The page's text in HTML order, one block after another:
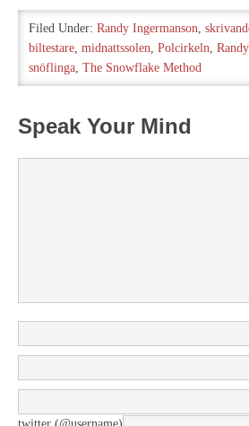
…
Filed Under: Randy Ingermanson,
biltestare, midnattssolen, Polcirkeln,
snöflinga, The Snowflake Method
Speak Your Mind